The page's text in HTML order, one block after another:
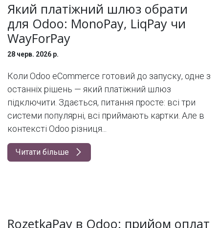
Який платіжний шлюз обрати
для Odoo: MonoPay, LiqPay чи
WayForPay
28 черв. 2026 р.
Коли Odoo eCommerce готовий до запуску, одне з
останніх рішень — який платіжний шлюз
підключити. Здається, питання просте: всі три
системи популярні, всі приймають картки. Але в
контексті Odoo різниця...
Читати більше
RozetkaPay в Odoo: прийом оплат